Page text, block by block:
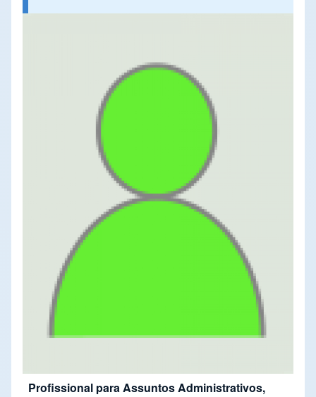
Profissional para Assuntos Administrativos,